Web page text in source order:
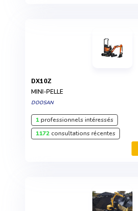
DX10Z
MINI-PELLE
DOOSAN
1professionnels intéressés
1172consultations récentes